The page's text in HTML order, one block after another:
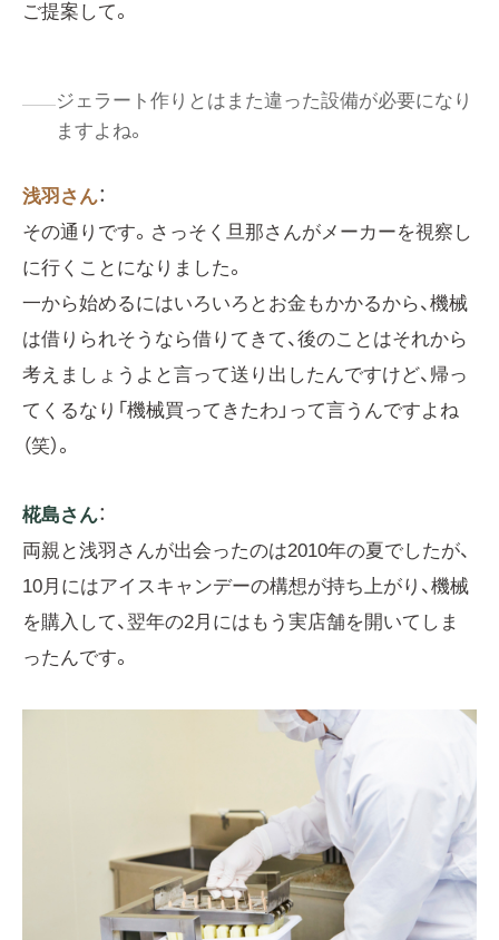
ご提案して。
ジェラート作りとはまた違った設備が必要になり
ますよね。
浅羽さん：
その通りです。さっそく旦那さんがメーカーを視察し
に行くことになりました。
一から始めるにはいろいろとお金もかかるから、機械
は借りられそうなら借りてきて、後のことはそれから
考えましょうよと言って送り出したんですけど、帰っ
てくるなり「機械買ってきたわ」って言うんですよね
（笑）。
椛島さん：
両親と浅羽さんが出会ったのは2010年の夏でしたが、
10月にはアイスキャンデーの構想が持ち上がり、機械
を購入して、翌年の2月にはもう実店舗を開いてしま
ったんです。